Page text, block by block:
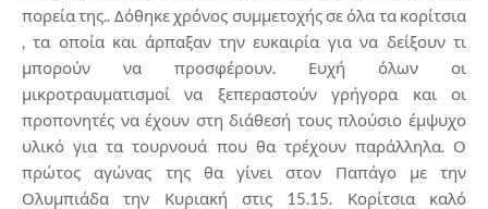
πορεία της.. Δόθηκε χρόνος συμμετοχής σε όλα τα κορίτσια
, τα οποία και άρπαξαν την ευκαιρία για να δείξουν τι
μπορούν να προσφέρουν. Ευχή όλων οι
μικροτραυματισμοί να ξεπεραστούν γρήγορα και οι
προπονητές να έχουν στη διάθεσή τους πλούσιο έμψυχο
υλικό για τα τουρνουά που θα τρέχουν παράλληλα. Ο
πρώτος αγώνας της θα γίνει στον Παπάγο με την
Ολυμπιάδα την Κυριακή στις 15.15. Κορίτσια καλό